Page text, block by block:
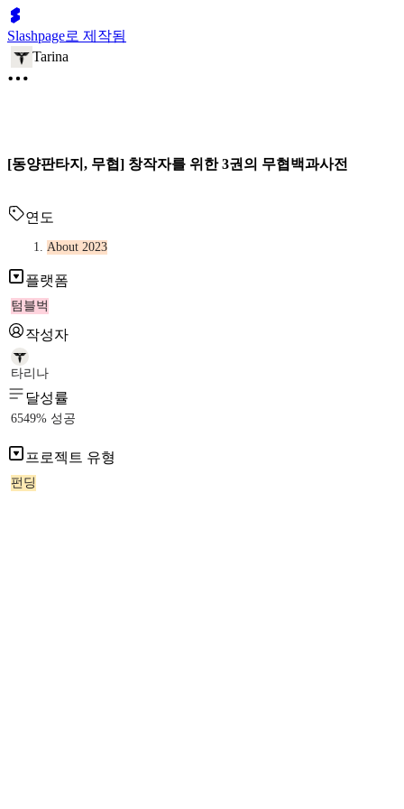
Slashpage로 제작됨
Tarina
[동양판타지, 무협] 창작자를 위한 3권의 무협백과사전
연도
About 2023
플랫폼
텀블벅
작성자
타리나
달성률
6549% 성공
프로젝트 유형
펀딩